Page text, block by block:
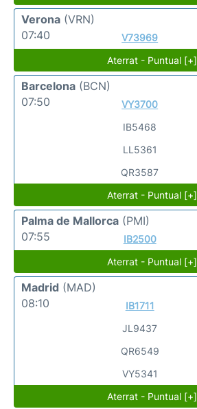
Verona (VRN)
07:40
V73969
Aterrat - Puntual [+]
Barcelona (BCN)
07:50
VY3700
IB5468
LL5361
QR3587
Aterrat - Puntual [+]
Palma de Mallorca (PMI)
07:55
IB2500
Aterrat - Puntual [+]
Madrid (MAD)
08:10
IB1711
JL9437
QR6549
VY5341
Aterrat - Puntual [+]